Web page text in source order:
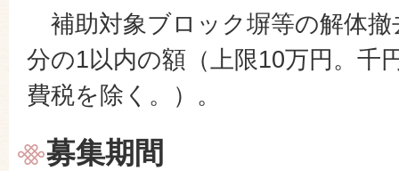
補助対象ブロック塀等の解体撤
分の1以内の額（上限10万円。千
費税を除く。）。
募集期間